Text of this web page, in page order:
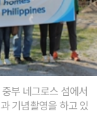
부 네그로스 섬에서
기념촬영을 하고 있